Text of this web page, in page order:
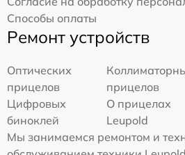
Способы оплаты
Ремонт устройств
Оптических
прицелов
прицелов
Цифровых
биноклей
О прицелах
Leupold
Мы занимаемся ремонтом и